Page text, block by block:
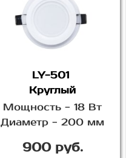
LY-501
Круглый
Мощность - 18 Вт
Диаметр - 200 мм
900 руб.